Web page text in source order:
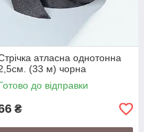
атласна однотонна
(33 м) чорна
до відправки
₴